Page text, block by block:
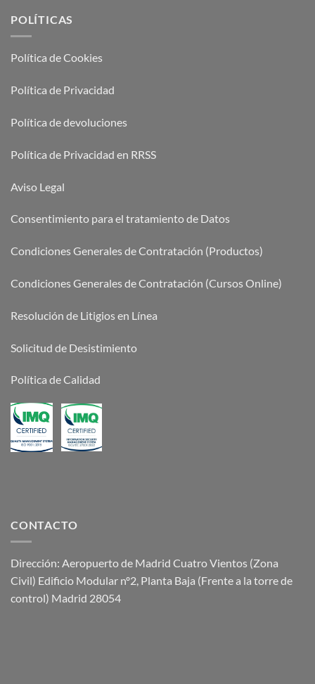
POLÍTICAS
Política de Cookies
Política de Privacidad
Política de devoluciones
Política de Privacidad en RRSS
Aviso Legal
Consentimiento para el tratamiento de Datos
Condiciones Generales de Contratación (Productos)
Condiciones Generales de Contratación (Cursos Online)
Resolución de Litigios en Línea
Solicitud de Desistimiento
Política de Calidad
CONTACTO
Dirección: Aeropuerto de Madrid Cuatro Vientos (Zona
Civil) Edificio Modular nº2, Planta Baja (Frente a la torre de
control) Madrid 28054